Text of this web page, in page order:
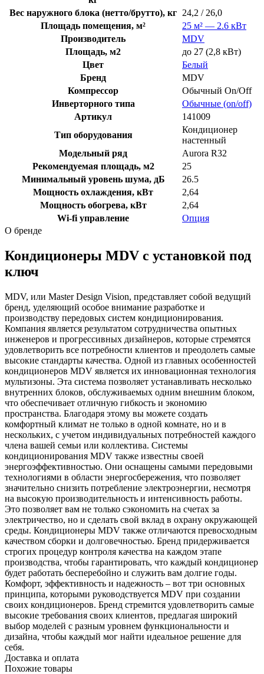
Вес наружного блока (нетто/брутто), кг 24,2 / 26,0
Площадь помещения, м²
25 м² — 2.6 кВт
Производитель
MDV
Площадь, м2
до 27 (2,8 кВт)
Цвет
Белый
Бренд
MDV
Компрессор
Обычный On/Off
Инверторного типа
Обычные (on/off)
Артикул
141009
Тип оборудования
Кондиционер
настенный
Модельный ряд
Aurora R32
Рекомендуемая площадь, м2
25
Минимальный уровень шума, дБ
26.5
Мощность охлаждения, кВт
2,64
Мощность обогрева, кВт
2,64
Wi-fi управление
Опция
О бренде
Кондиционеры MDV с установкой под
ключ
MDV, или Master Design Vision, представляет собой ведущий
бренд, уделяющий особое внимание разработке и
производству передовых систем кондиционирования.
Компания является результатом сотрудничества опытных
инженеров и прогрессивных дизайнеров, которые стремятся
удовлетворить все потребности клиентов и преодолеть самые
высокие стандарты качества. Одной из главных особенностей
кондиционеров MDV является их инновационная технология
мультизоны. Эта система позволяет устанавливать несколько
внутренних блоков, обслуживаемых одним внешним блоком,
что обеспечивает отличную гибкость и экономию
пространства. Благодаря этому вы можете создать
комфортный климат не только в одной комнате, но и в
нескольких, с учетом индивидуальных потребностей каждого
члена вашей семьи или коллектива. Системы
кондиционирования MDV также известны своей
энергоэффективностью. Они оснащены самыми передовыми
технологиями в области энергосбережения, что позволяет
значительно снизить потребление электроэнергии, несмотря
на высокую производительность и интенсивность работы.
Это позволяет вам не только сэкономить на счетах за
электричество, но и сделать свой вклад в охрану окружающей
среды. Кондиционеры MDV также отличаются превосходным
качеством сборки и долговечностью. Бренд придерживается
строгих процедур контроля качества на каждом этапе
производства, чтобы гарантировать, что каждый кондиционер
будет работать бесперебойно и служить вам долгие годы.
Комфорт, эффективность и надежность – вот три основных
принципа, которыми руководствуется MDV при создании
своих кондиционеров. Бренд стремится удовлетворить самые
высокие требования своих клиентов, предлагая широкий
выбор моделей с разным уровнем функциональности и
дизайна, чтобы каждый мог найти идеальное решение для
себя.
Доставка и оплата
Похожие товары